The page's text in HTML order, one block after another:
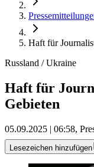
Haft für
Russland / Ukraine
Haft für
Gebieten
05.09.2025 | 06:58,
Lesezeichen hinzufügen